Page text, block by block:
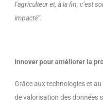
l’agriculteur et, à la fin, c’est
impacté”.
Innover pour améliorer la
Grâce aux technologies et
de valorisation des données